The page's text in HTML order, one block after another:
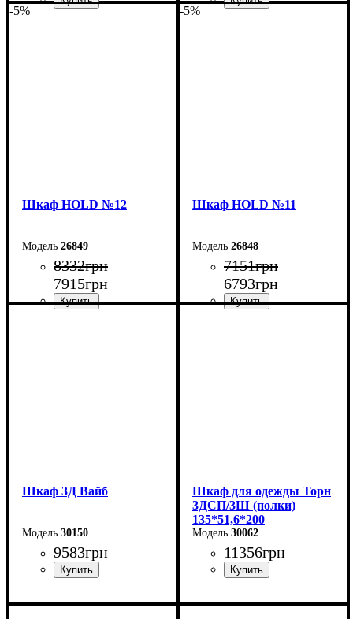
-5%
Шкаф НOLD №12
26849
8332грн
7915грн
-5%
Шкаф НOLD №11
26848
7151грн
6793грн
Шкаф 3Д Вайб
30150
9583грн
Ширина: 138,2 см
Шкаф для одежды Торн
3ДСП/3Ш (полки)
135*51,6*200
30062
11356грн
Ширина: 135 см